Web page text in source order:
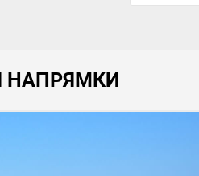
НАПРЯМКИ